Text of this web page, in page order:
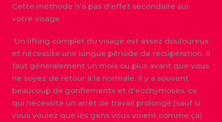
Cette méthode n’a pas d’effet secondaire sur
votre visage
Un lifting complet du visage est assez douloureux
et nécessite une longue période de récupération. Il
faut généralement un mois ou plus avant que vous
ne soyez de retour à la normale. Il y a souvent
beaucoup de gonflements et d’ecchymoses, ce
qui nécessite un arrêt de travail prolongé (sauf si
vous voulez que les gens vous voient comme ça).